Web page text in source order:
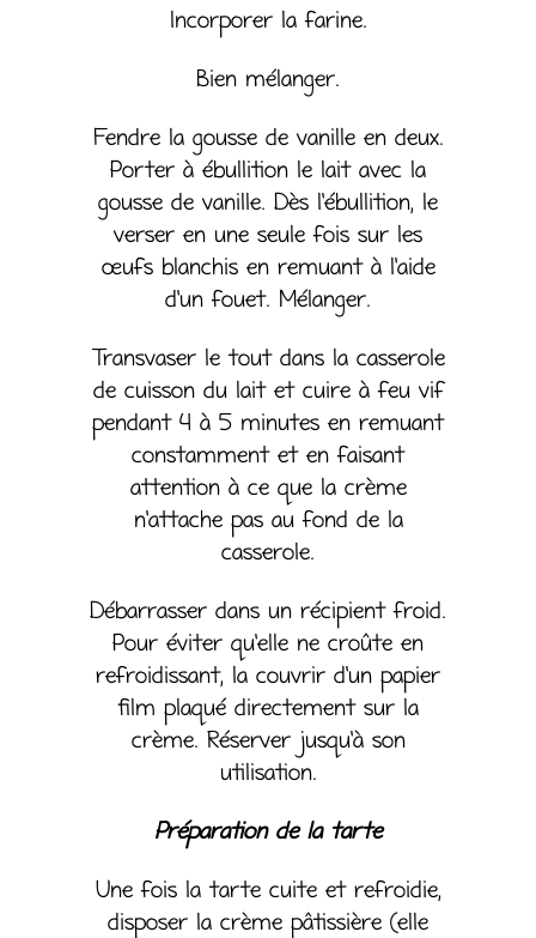
Incorporer la farine.
Bien mélanger.
Fendre la gousse de vanille en deux.
Porter à ébullition le lait avec la
gousse de vanille. Dès l’ébullition, le
verser en une seule fois sur les
œufs blanchis en remuant à l’aide
d’un fouet. Mélanger.
Transvaser le tout dans la casserole
de cuisson du lait et cuire à feu vif
pendant 4 à 5 minutes en remuant
constamment et en faisant
attention à ce que la crème
n’attache pas au fond de la
casserole.
Débarrasser dans un récipient froid.
Pour éviter qu’elle ne croûte en
refroidissant, la couvrir d’un papier
film plaqué directement sur la
crème. Réserver jusqu’à son
utilisation.
Préparation de la tarte
Une fois la tarte cuite et refroidie,
disposer la crème pâtissière (elle